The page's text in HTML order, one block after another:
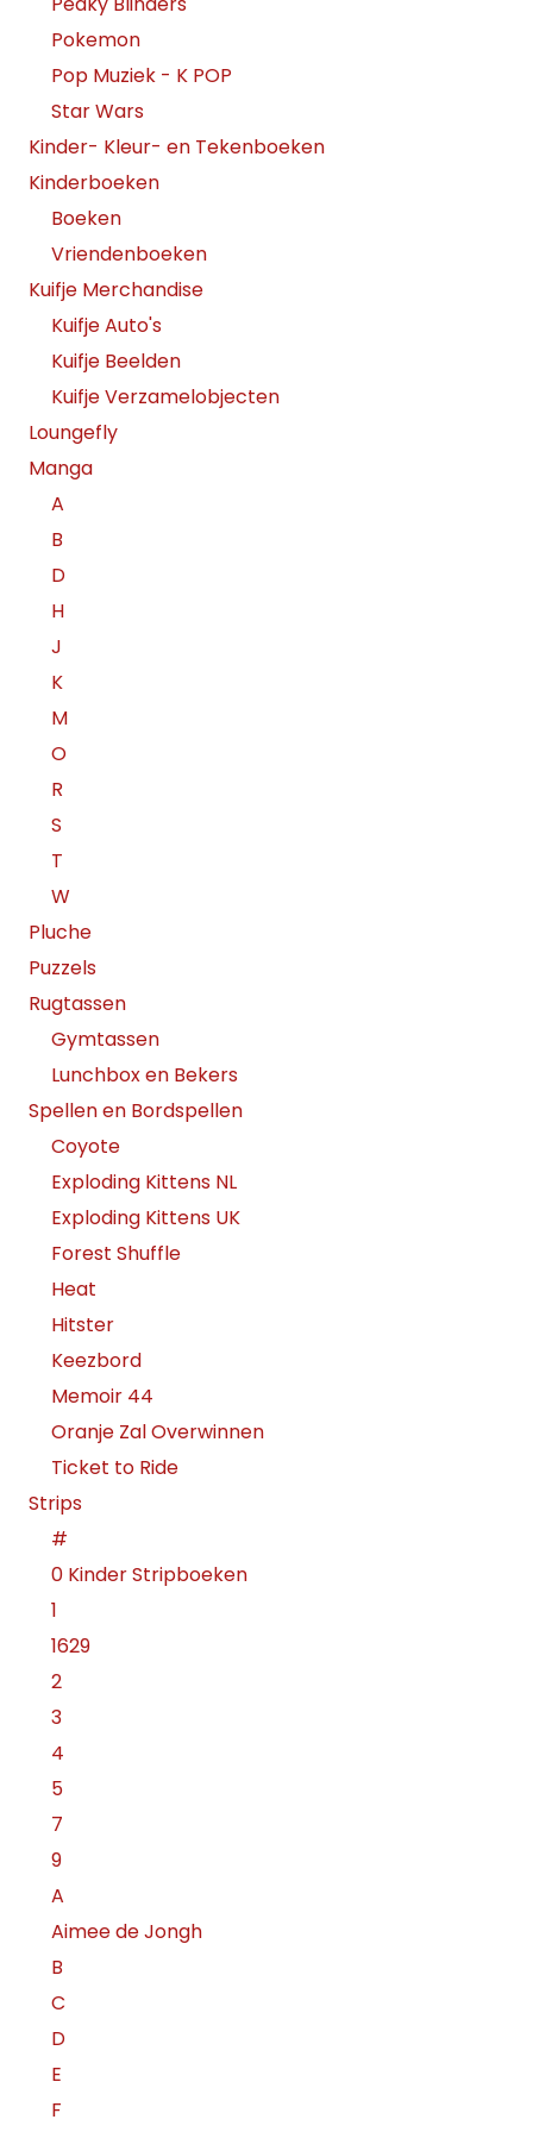
Pokemon
Pop Muziek - K POP
Star Wars
Kinder- Kleur- en Tekenboeken
Kinderboeken
Boeken
Vriendenboeken
Kuifje Merchandise
Kuifje Auto's
Kuifje Beelden
Kuifje Verzamelobjecten
Loungefly
Manga
A
B
D
H
J
K
M
O
R
S
T
W
Pluche
Puzzels
Rugtassen
Gymtassen
Lunchbox en Bekers
Spellen en Bordspellen
Coyote
Exploding Kittens NL
Exploding Kittens UK
Forest Shuffle
Heat
Hitster
Keezbord
Memoir 44
Oranje Zal Overwinnen
Ticket to Ride
Strips
#
0 Kinder Stripboeken
1
1629
2
3
4
5
7
9
A
Aimee de Jongh
B
C
D
E
F